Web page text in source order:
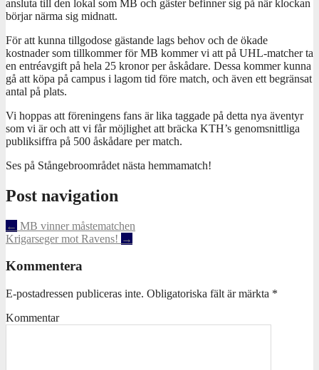
ansluta till den lokal som MB och gäster befinner sig på när klockan
börjar närma sig midnatt.
För att kunna tillgodose gästande lags behov och de ökade
kostnader som tillkommer för MB kommer vi att på UHL-matcher ta
en entréavgift på hela 25 kronor per åskådare. Dessa kommer kunna
gå att köpa på campus i lagom tid före match, och även ett begränsat
antal på plats.
Vi hoppas att föreningens fans är lika taggade på detta nya äventyr
som vi är och att vi får möjlighet att bräcka KTH’s genomsnittliga
publiksiffra på 500 åskådare per match.
Ses på Stångebroområdet nästa hemmamatch!
Post navigation
← MB vinner måstematchen
Krigarseger mot Ravens! →
Kommentera
E-postadressen publiceras inte. Obligatoriska fält är märkta *
Kommentar